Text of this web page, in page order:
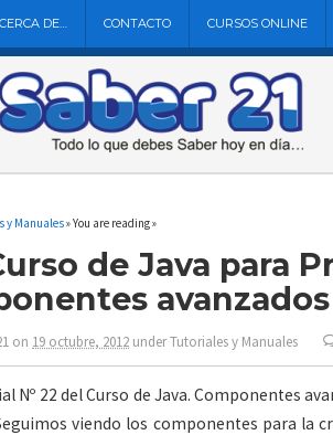
DE… CONTACTO CURSOS ONLINE
y Manuales» You are reading »
de Java para
on 19 octubre, 2012 underTutoriales y Manuales
Nº 22 del Curso de Java. Componentes
viendo los componentes para la